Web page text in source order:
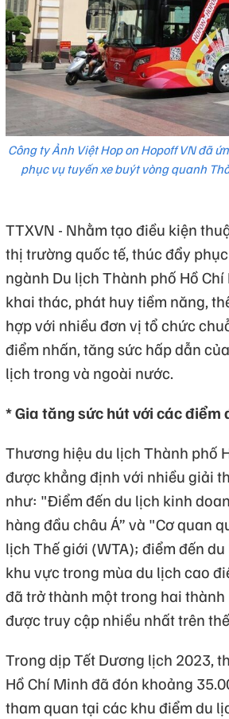
Công ty Ảnh Việt Hop on Hopoff VN đã
phục vụ tuyến xe buýt vòng quanh
TTXVN - Nhằm tạo điều kiện
thị trường quốc tế, thúc đẩy
ngành Du lịch Thành phố Hồ
khai thác, phát huy tiềm năng,
hợp với nhiều đơn vị tổ chức
điểm nhấn, tăng sức hấp dẫn
lịch trong và ngoài nước.
* Gia tăng sức hút với các điểm
Thương hiệu du lịch Thành phố
được khẳng định với nhiều giải
như: "Điểm đến du lịch kinh
hàng đầu châu Á” và "Cơ quan
lịch Thế giới (WTA); điểm đến
khu vực trong mùa du lịch cao
đã trở thành một trong hai
được truy cập nhiều nhất trên
Trong dịp Tết Dương lịch 2023,
Hồ Chí Minh đã đón khoảng
tham quan tại các khu điểm du